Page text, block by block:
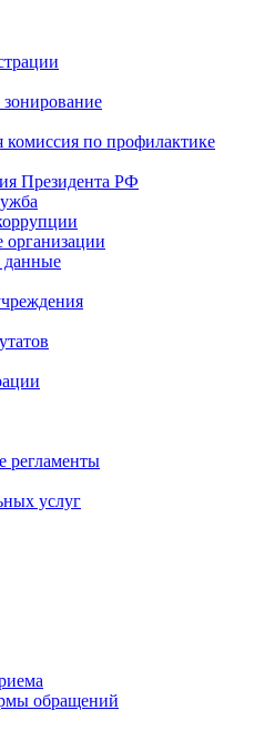
зонирование
по профилактике
Президента РФ
данные
регламенты
услуг
обращений